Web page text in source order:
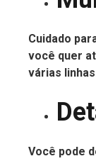
Cuidado
você quer
várias
Você pode